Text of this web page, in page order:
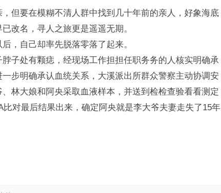
但要在模糊不清人群中找到几十年前的亲人，好象海底
改名，寻人之旅更是遥遥无期。
，自己却率先脱落零落了起来。
子处有颗痣，经现场工作担担任职务务的人核实明确承
步明确承认血统关系，大溪派出所群众警察主动协调安
林大娘和阿央采取血液样本，并送到检检查验看看测定
对最后结果出来，确定阿央就是李大爷夫妻走失了15年